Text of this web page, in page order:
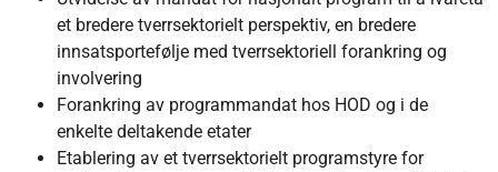
et bredere tverrsektorielt perspektiv, en bredere
innsatsportefølje med tverrsektoriell forankring og
involvering
Forankring av programmandat hos HOD og i de
enkelte deltakende etater
Etablering av et tverrsektorielt programstyre for